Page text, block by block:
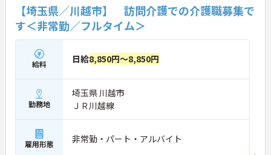
【埼玉県／川越市】 訪問介護での介護職募集で
す＜非常勤／フルタイム＞
給料 日給8,850円～8,850円
勤務地
埼玉県 川越市
ＪＲ川越線
雇用形態 非常勤・パート・アルバイト